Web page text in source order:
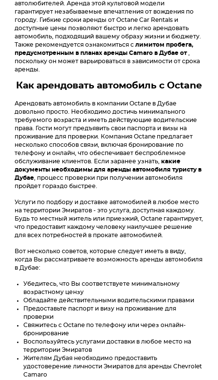
автолюбителей. Аренда этой культовой модели
гарантирует незабываемые впечатления от вождения по
городу. Гибкие сроки аренды от Octane Car Rentals и
доступные цены позволяют быстро и легко арендовать
автомобиль, подходящий вашему образу жизни и бюджету.
Также рекомендуется ознакомиться с лимитом пробега,
предусмотренным в планах аренды Camaro в Дубае от
поскольку он может варьироваться в зависимости от срока
аренды.
Как арендовать автомобиль с Octane
Арендовать автомобиль в компании Octane в Дубае
довольно просто. Необходимо достичь минимального
требуемого возраста и иметь действующие водительские
права. Гости могут предъявить свои паспорта и визы на
проживание для проверки. Компания Octane предлагает
несколько способов связи, включая бронирование по
телефону и онлайн, что обеспечивает беспроблемное
обслуживание клиентов. Если заранее узнать, какие
документы необходимы для аренды автомобиля туристу в
Дубае , процесс проверки при получении автомобиля
пройдет гораздо быстрее.
Услуги по подбору и доставке автомобилей в любое место
на территории Эмиратов - это услуга, доступная каждому.
Будь то местный житель или приезжий, Octane гарантирует,
что предоставит каждому человеку наилучшее решение
для всех потребностей в прокате автомобилей.
Вот несколько советов, которые следует иметь в виду,
когда Вы рассматриваете возможность аренды автомобиля
в Дубае:
Убедитесь, что Вы соответствуете минимальному
возрастному цензу
Обладайте действительными водительскими правами
Предоставьте паспорт и визу на проживание для
проверки
Свяжитесь с Octane по телефону или через онлайн-
бронирование
Воспользуйтесь услугами доставки в любое место на
территории Эмиратов
Жителям Дубая необходимо предоставить
удостоверение личности Эмиратов для аренды Chevrolet
Camaro